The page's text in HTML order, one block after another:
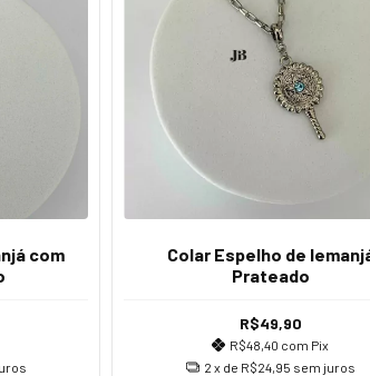
com
Colar Espelho de
Prateado
R$49,90
R$48,40 com Pix
2 x de R$24,95 sem juros